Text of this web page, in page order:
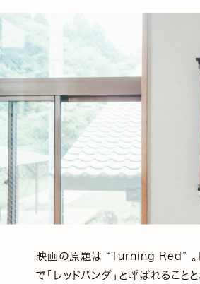
映画の原題は “Turning Red” 。
で「レッドパンダ」と呼ばれること